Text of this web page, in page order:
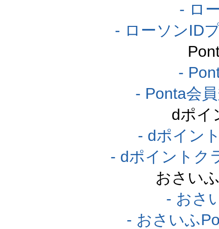
- ロ
- ローソンID
-
- Ponta会
dポイ
- dポイン
- dポイントク
おさい
- おさ
- おさいふ